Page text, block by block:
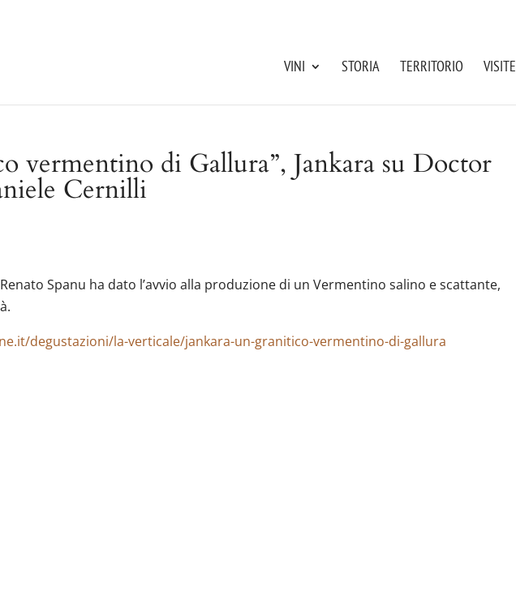
VINI STORIA TERRITORIO VISITE
vermentino di Gallura”, Jankara su Doctor
Cernilli
Spanu ha dato l’avvio alla produzione di un Vermentino salino e scattante,
degustazioni/la-verticale/jankara-un-granitico-vermentino-di-gallura